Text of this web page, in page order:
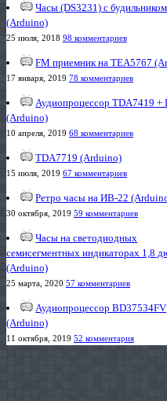
Часы (DS3231) с будильником
(Arduino)
25 июля, 2018 98 комментариев
FM приемник на TEA5767
17 января, 2019 78 комментариев
Аудиопроцессор TDA7419 +
(Arduino)
10 апреля, 2019 68 комментариев
TDA7719 (Arduino)
15 июля, 2019 67 комментариев
Ретро часы на ИВ-22
30 октября, 2019 59 комментариев
Часы на светодиодных
семисегментных индикаторах 1,8
(Arduino)
25 марта, 2020 57 комментариев
Аудиопроцессор BD37534FV
(Arduino)
11 октября, 2019 52 комментария